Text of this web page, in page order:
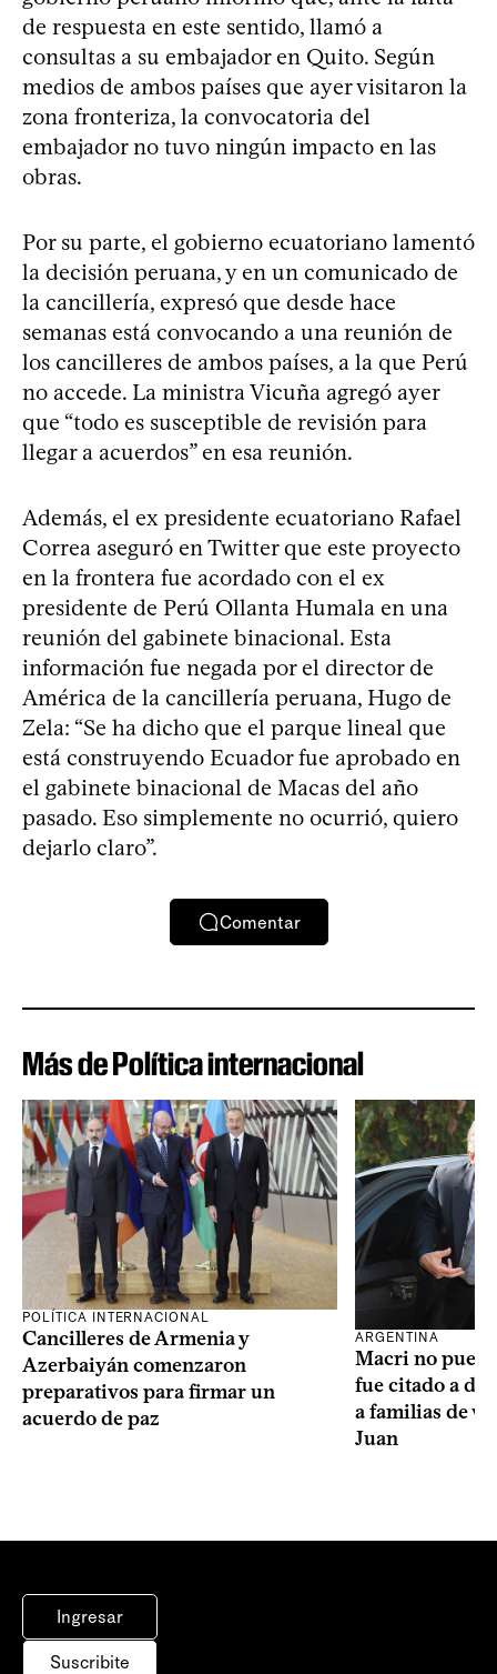
de respuesta en este sentido, llamó a
consultas a su embajador en Quito. Según
medios de ambos países que ayer visitaron la
zona fronteriza, la convocatoria del
embajador no tuvo ningún impacto en las
obras.
Por su parte, el gobierno ecuatoriano lamentó
la decisión peruana, y en un comunicado de
la cancillería, expresó que desde hace
semanas está convocando a una reunión de
los cancilleres de ambos países, a la que Perú
no accede. La ministra Vicuña agregó ayer
que “todo es susceptible de revisión para
llegar a acuerdos” en esa reunión.
Además, el ex presidente ecuatoriano Rafael
Correa aseguró en Twitter que este proyecto
en la frontera fue acordado con el ex
presidente de Perú Ollanta Humala en una
reunión del gabinete binacional. Esta
información fue negada por el director de
América de la cancillería peruana, Hugo de
Zela: “Se ha dicho que el parque lineal que
está construyendo Ecuador fue aprobado en
el gabinete binacional de Macas del año
pasado. Eso simplemente no ocurrió, quiero
dejarlo claro”.
Comentar
Más de Política internacional
POLÍTICA INTERNACIONAL
Cancilleres de Armenia y
Azerbaiyán comenzaron
preparativos para firmar un
acuerdo de paz
ARGENTINA
Macri no
fue citado a
a familias de
Juan
Ingresar
Suscribite